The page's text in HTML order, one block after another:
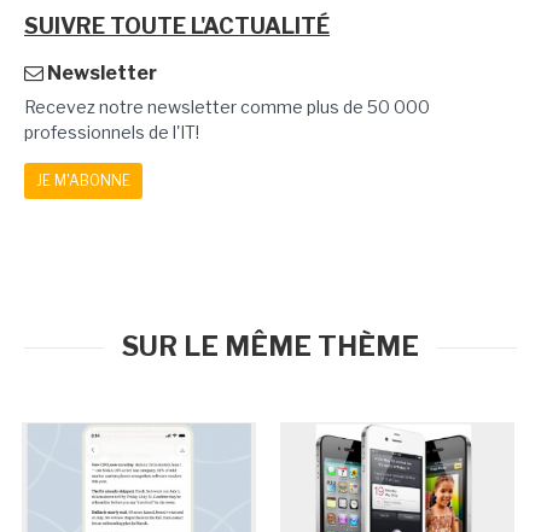
SUIVRE TOUTE L'ACTUALITÉ
Newsletter
Recevez notre newsletter comme plus de 50 000
professionnels de l'IT!
JE M'ABONNE
SUR LE MÊME THÈME